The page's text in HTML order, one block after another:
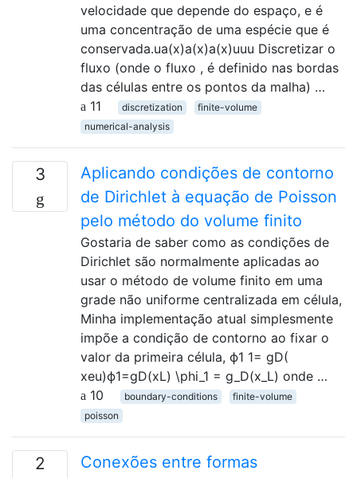
velocidade que depende do espaço, e é
uma concentração de uma espécie que é
conservada.ua(x)a(x)a(x)uuu Discretizar o
fluxo (onde o fluxo , é definido nas bordas
das células entre os pontos da malha) …
11
discretization
finite-volume
numerical-analysis
3
Aplicando condições de contorno
de Dirichlet à equação de Poisson
pelo método do volume finito
Gostaria de saber como as condições de
Dirichlet são normalmente aplicadas ao
usar o método de volume finito em uma
grade não uniforme centralizada em célula,
Minha implementação atual simplesmente
impõe a condição de contorno ao fixar o
valor da primeira célula, ϕ1 1= gD(
xeu)ϕ1=gD(xL) \phi_1 = g_D(x_L) onde …
10
boundary-conditions
finite-volume
poisson
2
Conexões entre formas